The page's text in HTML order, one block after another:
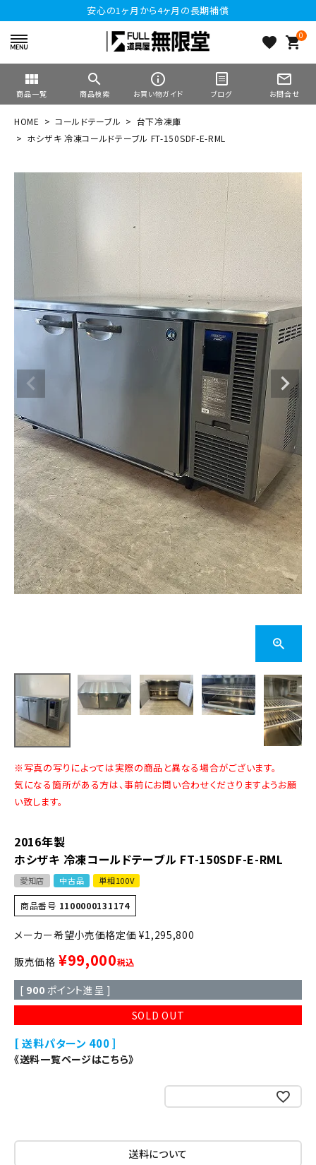
安心の1ヶ月から4ヶ月の長期補償
favorite 0
shopping_cart
view_module
商品一覧
search
商品検索
info_outline
お買い物ガイド ブログ
mail_outline
お問合せ
HOME コールドテーブル
台下冷凍庫
ホシザキ 冷凍コールドテーブル FT-150SDF-E-RML
※写真の写りによっては実際の商品と異なる場合がございます。
気になる箇所がある方は、事前にお問い合わせくださりますようお願
い致します。
2016年製
ホシザキ 冷凍コールドテーブル FT-150SDF-E-RML
愛知店 中古品 単相100V
商品番号 1100000131174
定価 ¥1,295,800
販売価格 ¥99,000税込
[ 900 ポイント進呈 ]
SOLD OUT
送料パターン 400
《送料一覧ページはこちら》
送料について